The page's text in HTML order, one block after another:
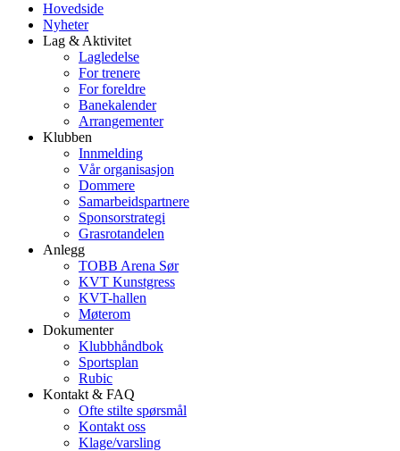
Hovedside
Nyheter
Lag & Aktivitet
Lagledelse
For trenere
For foreldre
Banekalender
Arrangementer
Klubben
Innmelding
Vår organisasjon
Dommere
Samarbeidspartnere
Sponsorstrategi
Grasrotandelen
Anlegg
TOBB Arena Sør
KVT Kunstgress
KVT-hallen
Møterom
Dokumenter
Klubbhåndbok
Sportsplan
Rubic
Kontakt & FAQ
Ofte stilte spørsmål
Kontakt oss
Klage/varsling